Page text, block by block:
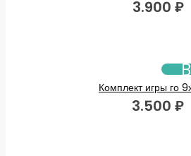
3.900 ₽
Комплект игры го
3.500 ₽